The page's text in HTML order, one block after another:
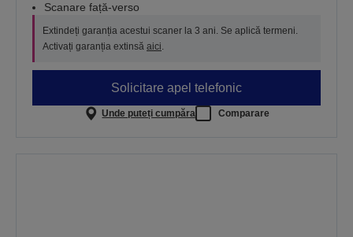
Scanare față-verso
Extindeți garanția acestui scaner la 3 ani. Se aplică termeni.
Activați garanția extinsă aici.
Solicitare apel telefonic
Unde puteți cumpăra Comparare